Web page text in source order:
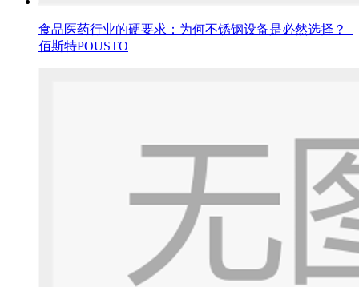
食品医药行业的硬要求：为何不锈钢设备是必然选择？_
佰斯特POUSTO